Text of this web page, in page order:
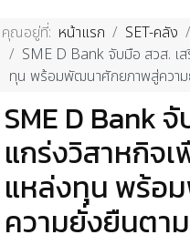
คุณอยู่ที่: หน้าแรก SET-คลัง
SME D Bank จับมือ สวส. เ
ทุน พร้อมพัฒนาศักยภาพสู่ความ
SME D Bank
แกร่งวิสาหกิจ
แหล่งทุน พร้อ
ความยั่งยืนตา